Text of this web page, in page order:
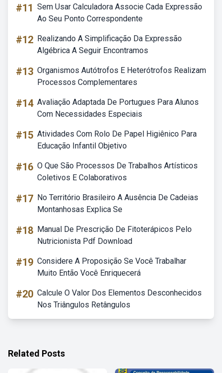
#11 Sem Usar Calculadora Associe Cada Expressão
Ao Seu Ponto Correspondente
#12 Realizando A Simplificação Da Expressão
Algébrica A Seguir Encontramos
#13 Organismos Autótrofos E Heterótrofos Realizam
Processos Complementares
#14 Avaliação Adaptada De Portugues Para Alunos
Com Necessidades Especiais
#15 Atividades Com Rolo De Papel Higiênico Para
Educação Infantil Objetivo
#16 O Que São Processos De Trabalhos Artísticos
Coletivos E Colaborativos
#17 No Território Brasileiro A Ausência De Cadeias
Montanhosas Explica Se
#18 Manual De Prescrição De Fitoterápicos Pelo
Nutricionista Pdf Download
#19 Considere A Proposição Se Você Trabalhar
Muito Então Você Enriquecerá
#20 Calcule O Valor Dos Elementos Desconhecidos
Nos Triângulos Retângulos
Related Posts